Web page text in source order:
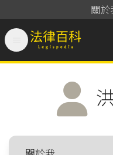
關
法律百科 Legispedia